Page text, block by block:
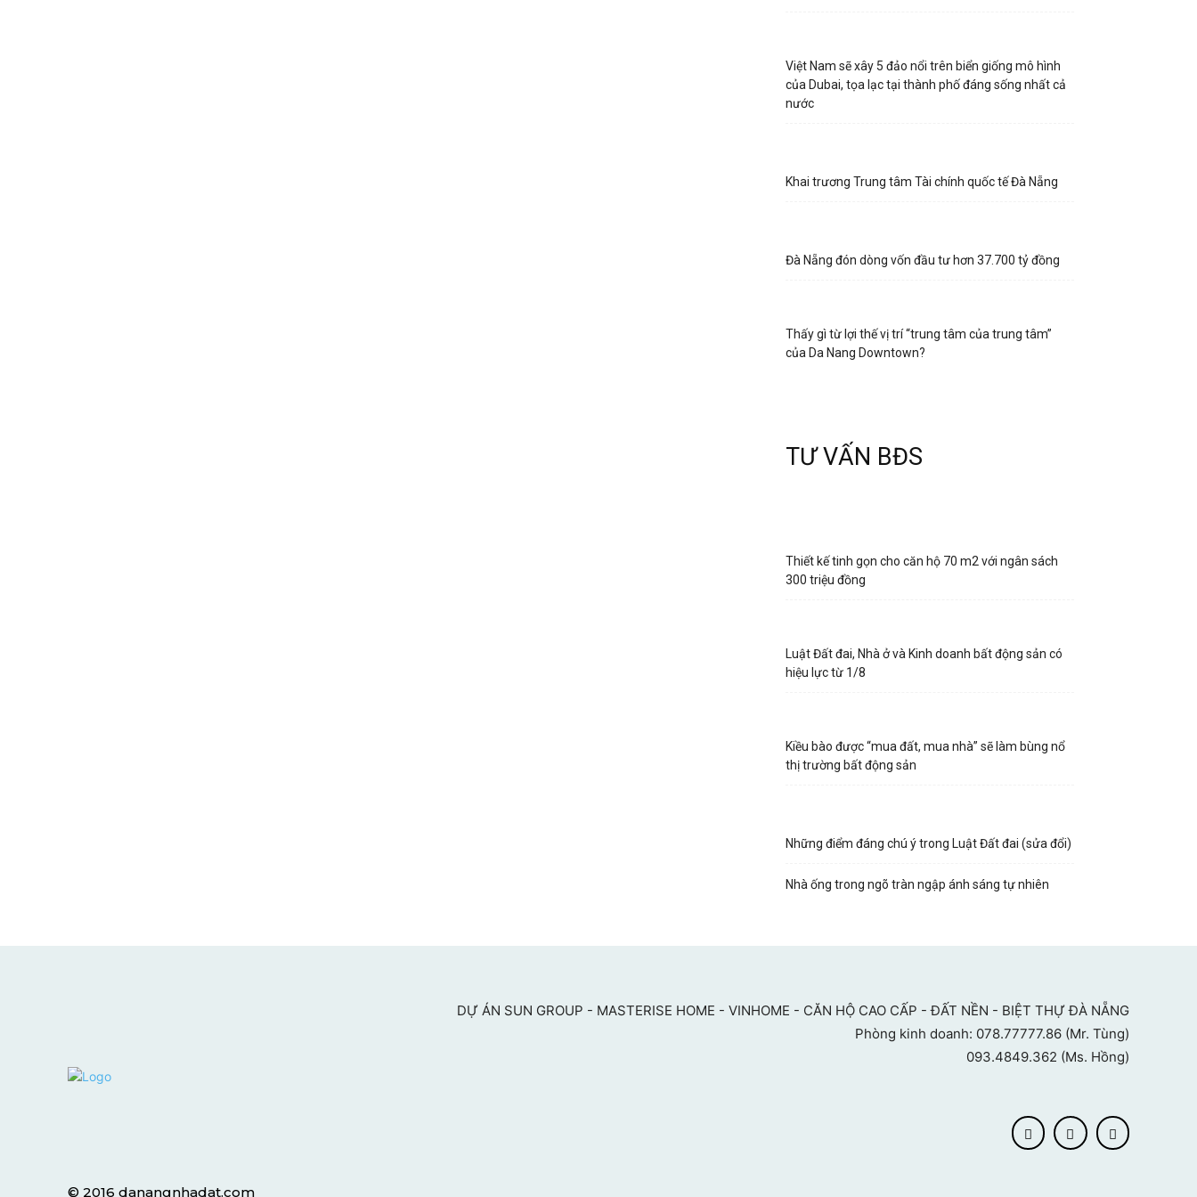
Việt Nam sẽ xây 5 đảo nổi trên biển giống mô hình
của Dubai, tọa lạc tại thành phố đáng sống nhất cả
nước
Khai trương Trung tâm Tài chính quốc tế Đà Nẵng
Đà Nẵng đón dòng vốn đầu tư hơn 37.700 tỷ đồng
Thấy gì từ lợi thế vị trí “trung tâm của trung tâm”
của Da Nang Downtown?
TƯ VẤN BĐS
Thiết kế tinh gọn cho căn hộ 70 m2 với ngân sách
300 triệu đồng
Luật Đất đai, Nhà ở và Kinh doanh bất động sản có
hiệu lực từ 1/8
Kiều bào được “mua đất, mua nhà” sẽ làm bùng nổ
thị trường bất động sản
Những điểm đáng chú ý trong Luật Đất đai (sửa đổi)
Nhà ống trong ngõ tràn ngập ánh sáng tự nhiên
DỰ ÁN SUN GROUP - MASTERISE HOME - VINHOME - CĂN HỘ CAO CẤP - ĐẤT NỀN - BIỆT THỰ ĐÀ NẴNG
Phòng kinh doanh: 078.77777.86 (Mr. Tùng)
093.4849.362 (Ms. Hồng)
© 2016 danangnhadat.com